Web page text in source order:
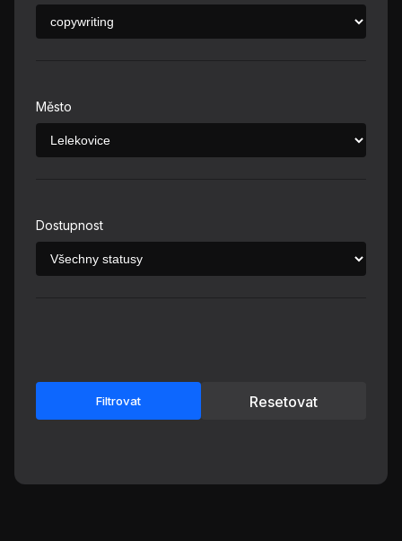
Město
Dostupnost
Filtrovat Resetovat